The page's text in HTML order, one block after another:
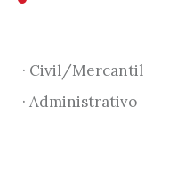
· Civil/Mercantil
· Administrativo